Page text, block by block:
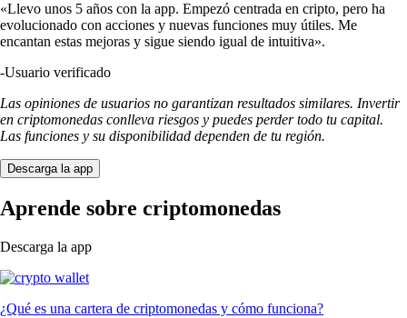
«Llevo unos 5 años con la app. Empezó centrada en cripto, pero ha
evolucionado con acciones y nuevas funciones muy útiles. Me
encantan estas mejoras y sigue siendo igual de intuitiva».
-Usuario verificado
Las opiniones de usuarios no garantizan resultados similares. Invertir
en criptomonedas conlleva riesgos y puedes perder todo tu capital.
Las funciones y su disponibilidad dependen de tu región.
Descarga la app
Aprende sobre criptomonedas
Descarga la app
¿Qué es una cartera de criptomonedas y cómo funciona?